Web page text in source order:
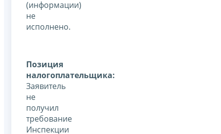
(информации)
не
исполнено.
Позиция
налогоплательщика:
Заявитель
не
получил
требование
Инспекции